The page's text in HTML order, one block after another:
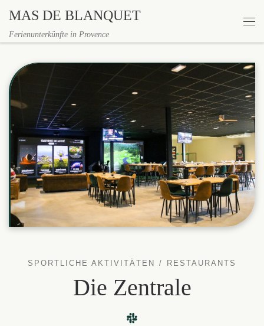
Zum Inhalt springen
MAS DE BLANQUET
Ferienunterkünfte in Provence
SPORTLICHE AKTIVITÄTEN RESTAURANTS
Die Zentrale